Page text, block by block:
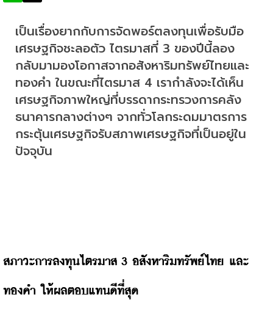
เป็นเรื่องยากกับการจัดพอร์ตลงทุนเพื่อรับมือ
เศรษฐกิจชะลอตัว ไตรมาสที่ 3 ของปีนี้ลอง
กลับมามองโอกาสจากอสังหาริมทรัพย์ไทยและ
ทองคำ ในขณะที่ไตรมาส 4 เรากำลังจะได้เห็น
เศรษฐกิจภาพใหญ่ที่บรรดากระทรวงการคลัง
ธนาคารกลางต่างๆ จากทั่วโลกระดมมาตรการ
กระตุ้นเศรษฐกิจรับสภาพเศรษฐกิจที่เป็นอยู่ใน
ปัจจุบัน
สภาวะการลงทุนไตรมาส 3 อสังหาริมทรัพย์ไทย และ
ทองคำ ให้ผลตอบแทนดีที่สุด